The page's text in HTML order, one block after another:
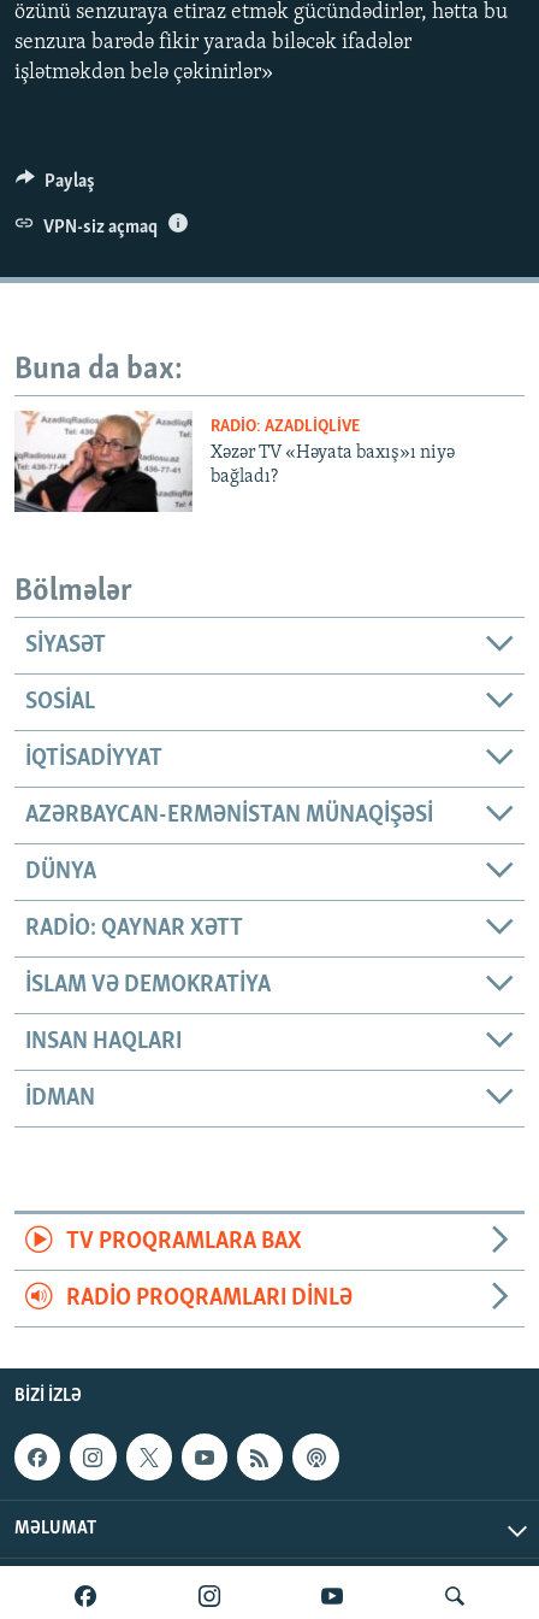
İNFOQRAFIKA
KARIKATURA
AZƏRBAYCAN ƏDƏBIYYATI KITABXANASI
İSLAM VƏ DEMOKRATIYA
MISSIYAMIZ
PEŞƏ ETIKASI VƏ JURNALISTIKA STANDARTLARIMIZ
BIZIMLƏ ƏLAQƏ
XƏBƏR BÜLLETENLƏRIMIZ
BIZI IZLƏ
özünü senzuraya etiraz etmək gücündədirlər, hətta bu
senzura barədə fikir yarada biləcək ifadələr
işlətməkdən belə çəkinirlər»
Paylaş
VPN-siz açmaq
Buna da bax:
RADIO: AZADLIQLIVE
Xəzər TV «Həyata baxış»ı niyə
bağladı?
Bölmələr
SIYASƏT
SOSIAL
İQTISADIYYAT
AZƏRBAYCAN-ERMƏNISTAN MÜNAQIŞƏSI
DÜNYA
RADIO: QAYNAR XƏTT
İSLAM VƏ DEMOKRATIYA
INSAN HAQLARI
İDMAN
TV PROQRAMLARA BAX
RADIO PROQRAMLARI DINLƏ
BIZI IZLƏ
MƏLUMAT
AzadlıqRadiosu © 2026 Inc. | Bütün hüquqlar qorunur